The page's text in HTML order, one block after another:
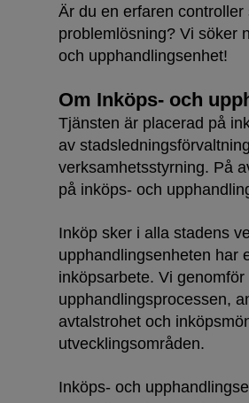
Är du en erfaren
problemlösning? Vi söker
och upphandlingsenhet!
Om Inköps- och
Tjänsten är placerad på
av
verksamhetsstyrning. På
på inköps- och
Inköp sker i alla stadens
upphandlingsenheten har
inköpsarbete. Vi
upphandlingsprocessen,
avtalstrohet och
utvecklingsområden.
Inköps- och